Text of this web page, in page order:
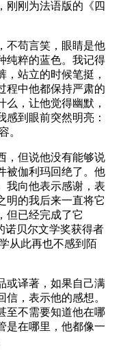
刚刚为法语版的《四
苟言笑，眼睛是他
纯粹的蓝色。我记得
站立的时候笔挺，
程中他都保持严肃的
，让他觉得幽默，
感到眼前突然明亮：
。
但说他没有能够说
被伽利玛回绝了。他
我向他表示感谢，表
明的我后来一直将它
但已经完成了它
诺贝尔文学奖获得者
从此再也不感到陌
译著，如果自己满
，表示他的感想。
至不需要知道他在哪
是在哪里，他都像一